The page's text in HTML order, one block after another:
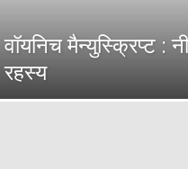
वॉयनिच मैन्युस्क्रिप्ट :
रहस्य